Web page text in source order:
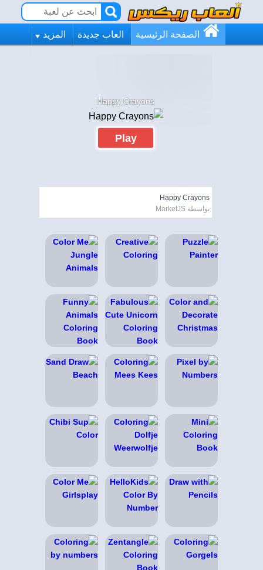
الصفحة الرئيسية العاب جديدة المزيد
Happy Crayons
Play
Happy Crayons
بواسطة MarketJS